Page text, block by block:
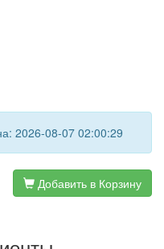
2026-08-07 02:00:29
Добавить в Корзину